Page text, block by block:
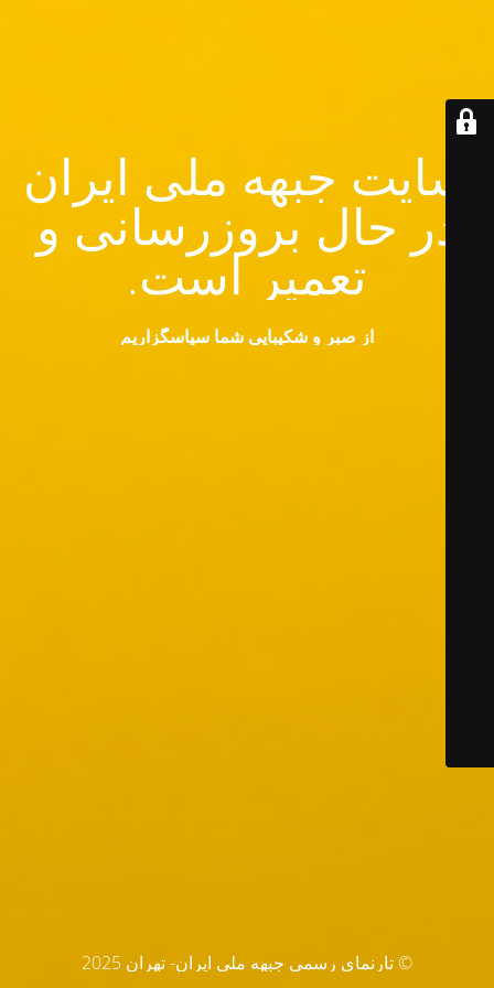
سایت جبهه ملی ایران
در حال بروزرسانی و
تعمیر است.
از صبر و شکیبایی شما سپاسگزاریم
© تارنماي رسمي جبهه ملي ايران- تهران 2025